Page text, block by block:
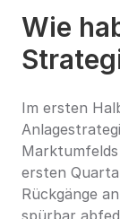
Wie
Im ersten
ersten
Rückgänge
spürbar